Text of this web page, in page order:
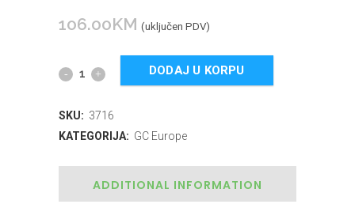
106.00KM (uključen PDV)
DODAJ U KORPU
SKU: 3716
KATEGORIJA: GC Europe
ADDITIONAL INFORMATION